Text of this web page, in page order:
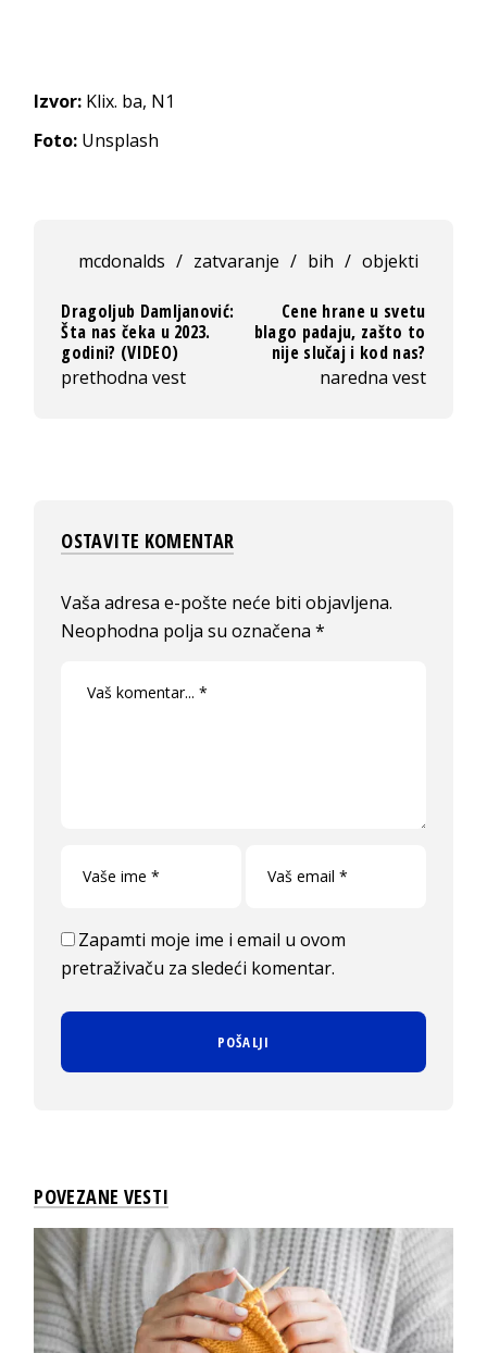
Izvor: Klix. ba, N1
Foto: Unsplash
mcdonalds / zatvaranje / bih / objekti
Dragoljub Damljanović:
Šta nas čeka u 2023.
godini? (VIDEO)
prethodna vest
Cene hrane u svetu
blago padaju, zašto to
nije slučaj i kod nas?
naredna vest
OSTAVITE KOMENTAR
Vaša adresa e-pošte neće biti objavljena.
Neophodna polja su označena*
Zapamti moje ime i email u ovom
pretraživaču za sledeći komentar.
POVEZANE VESTI